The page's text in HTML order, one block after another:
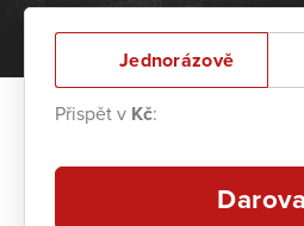
Jednorázově
Přispět v Kč: